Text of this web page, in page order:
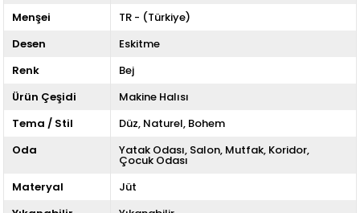
Menşei
TR - (Türkiye)
Desen
Eskitme
Renk
Bej
Ürün Çeşidi
Makine Halısı
Tema / Stil
Düz Naturel Bohem
Oda
Yatak Odası Salon Mutfak Koridor
Çocuk Odası
Materyal
Jüt